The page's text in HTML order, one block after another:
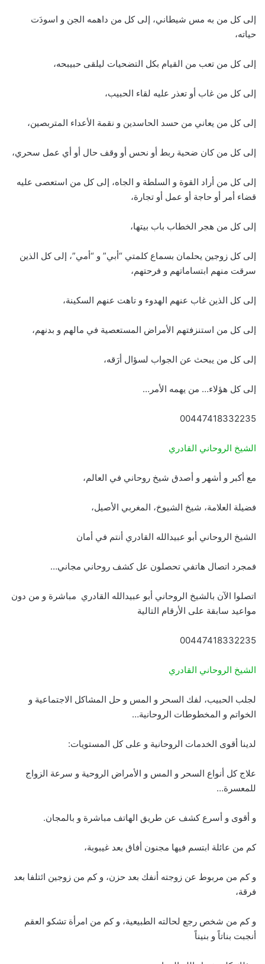
إلى كل من به مس شيطاني، إلى كل من داهمه الجن و اسودَت
حياته،
إلى كل من تعب من القيام بكل التضحيات ليلقى حبيبحه،
إلى كل من غاب أو تعذر عليه لقاء الحبيب،
إلى كل من يعاني من حسد الحاسدين و نقمة الأعداء المتربصين،
إلى كل من كان ضحية ربط أو نحس أو وقف حال أو أي عمل سحري،
إلى كل من أراد القوة و السلطة و الجاه، إلى كل من استعصى عليه
قضاء أمر أو حاجة أو عمل أو تجارة،
إلى كل من هجر الخطاب باب بيتها،
إلى كل زوجين يحلمان بسماع كلمتي “أبي” و “أمي”، إلى كل الذين
سرقت منهم ابتساماتهم و فرحتهم،
إلى كل الذين غاب عنهم الهدوء و تاهت عنهم السكينة،
إلى كل من استنزفتهم الأمراض المستعصية في مالهم و بدنهم،
إلى كل من يبحث عن الجواب لسؤال أرَقه،
إلى كل هؤلاء… من يهمه الأمر…
00447418332235
الشيخ الروحاني القادري
مع أكبر و أشهر و أصدق شيخ روحاني في العالم،
فضيلة العلامة، شيخ الشيوخ، المغربي الأصيل،
الشيخ الروحاني أبو عبيدالله القادري أنتم في أمان
فمجرد اتصال هاتفي تحصلون عل كشف روحاني مجاني…
اتصلوا الآن بالشيخ الروحاني أبو عبيدالله القادري مباشرة و من دون
مواعيد سابقة على الأرقام التالية
00447418332235
الشيخ الروحاني القادري
لجلب الحبيب، لفك السحر و المس و حل المشاكل الاجتماعية و
الخواتم و المخطوطات الروحانية…
لدينا أقوى الخدمات الروحانية و على كل المستويات:
علاج كل أنواع السحر و المس و الأمراض الروحية و سرعة الزواج
للمعسرة…
و أقوى و أسرع كشف عن طريق الهاتف مباشرة و بالمجان.
كم من عائلة ابتسم فيها مجنون أفاق بعد غيبوبة،
و كم من مربوط عن زوجته أنفك بعد حزن، و كم من زوجين ائتلفا بعد
فرقة،
و كم من شخص رجع لحالته الطبيعية، و كم من امرأة تشكو العقم
أنجبت بناتاً و بنيناً